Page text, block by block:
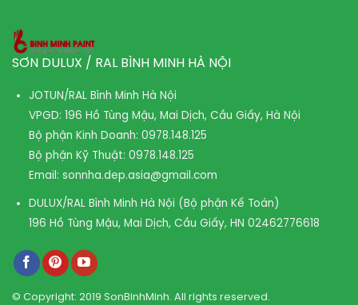
SƠN DULUX / RAL BÌNH MINH HÀ NỘI
JOTUN/RAL Bình Minh Hà Nội
VPGD: 196 Hồ Tùng Mậu, Mai Dịch, Cầu Giấy, Hà Nội
Bộ phận Kinh Doanh: 0978.148.125
Bộ phận Kỹ Thuật: 0978.148.125
Email: sonnha.dep.asia@gmail.com
DULUX/RAL Bình Minh Hà Nội (Bộ phận Kế Toán)
196 Hồ Tùng Mậu, Mai Dịch, Cầu Giấy, HN 02462776618
© Copyright: 2019 SonBinhMinh. All rights reserved.